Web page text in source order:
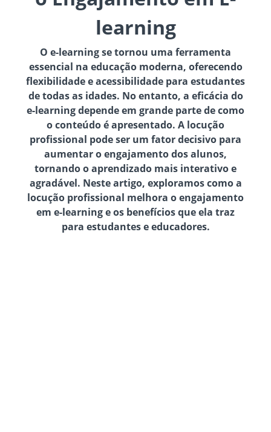
learning
O e-learning se tornou uma ferramenta
essencial na educação moderna, oferecendo
flexibilidade e acessibilidade para estudantes
de todas as idades. No entanto, a eficácia do
e-learning depende em grande parte de como
o conteúdo é apresentado. A locução
profissional pode ser um fator decisivo para
aumentar o engajamento dos alunos,
tornando o aprendizado mais interativo e
agradável. Neste artigo, exploramos como a
locução profissional melhora o engajamento
em e-learning e os benefícios que ela traz
para estudantes e educadores.